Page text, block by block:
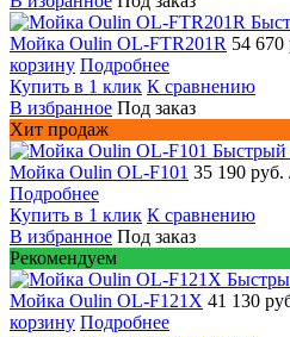
Мойка Oulin OL-FTR201R 54 670
корзину Подробнее
Купить в 1 клик К сравнению
В избранное Под заказ
Хит продаж
Быстрый
Мойка Oulin OL-F101 35 190 руб.
Подробнее
Купить в 1 клик К сравнению
В избранное Под заказ
Рекомендуем
Мойка Oulin OL-F121X 41 130
корзину Подробнее